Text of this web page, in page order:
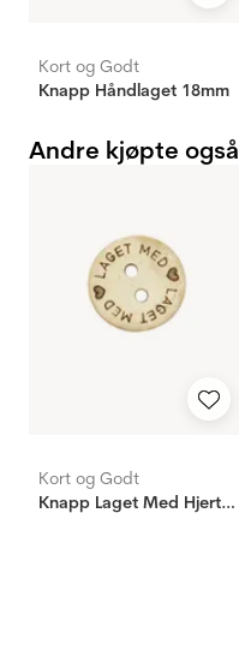
Kort og Godt
Knapp Håndlaget 18mm
Andre kjøpte også
Kort og Godt
Knapp Laget Med Hjertet 15mm